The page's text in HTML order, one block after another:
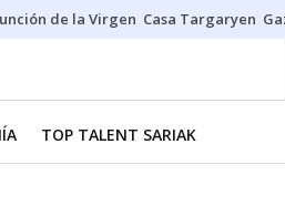
de la Virgen Casa Targaryen
TOP TALENT SARIAK